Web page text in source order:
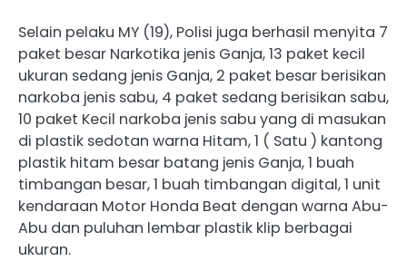
Selain pelaku MY (19), Polisi juga berhasil menyita 7
paket besar Narkotika jenis Ganja, 13 paket kecil
ukuran sedang jenis Ganja, 2 paket besar berisikan
narkoba jenis sabu, 4 paket sedang berisikan sabu,
10 paket Kecil narkoba jenis sabu yang di masukan
di plastik sedotan warna Hitam, 1 ( Satu ) kantong
plastik hitam besar batang jenis Ganja, 1 buah
timbangan besar, 1 buah timbangan digital, 1 unit
kendaraan Motor Honda Beat dengan warna Abu-
Abu dan puluhan lembar plastik klip berbagai
ukuran.